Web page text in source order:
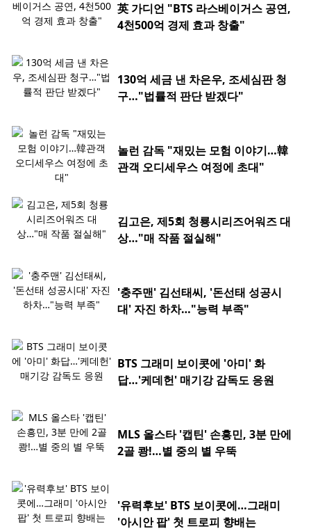
英 가디언 "BTS 라스베이거스 공연,
4천500억 경제 효과 창출"
130억 세금 낸 차은우, 조세심판 청
구…"법률적 판단 받겠다"
놀런 감독 "재밌는 모험 이야기…韓
관객 오디세우스 여정에 초대"
김고은, 제5회 청룡시리즈어워즈 대
상…"매 작품 절실해"
'충주맨' 김선태씨, '돈선태 성공시
대' 자진 하차…"능력 부족"
BTS 그래미 보이콧에 '아미' 화
답…'케데헌' 매기강 감독도 응원
MLS 올스타 '캡틴' 손흥민, 3분 만에
2골 쾅!…별 중의 별 우뚝
'유력후보' BTS 보이콧에…그래미
'아시안 팝' 첫 트로피 향배는